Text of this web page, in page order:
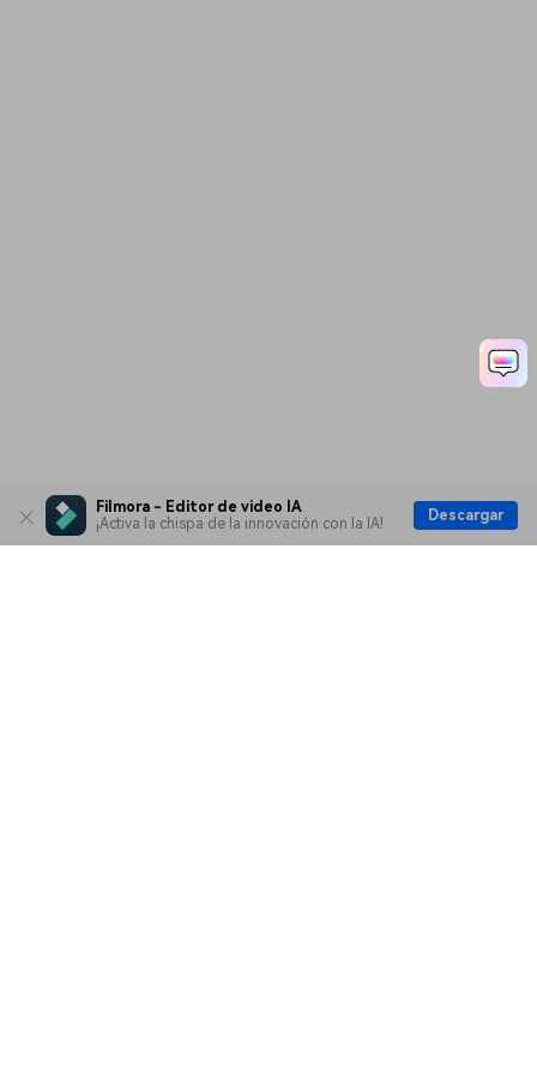
Filmora - Editor de video IA
¡Activa la chispa de la innovación con la IA!
Descargar